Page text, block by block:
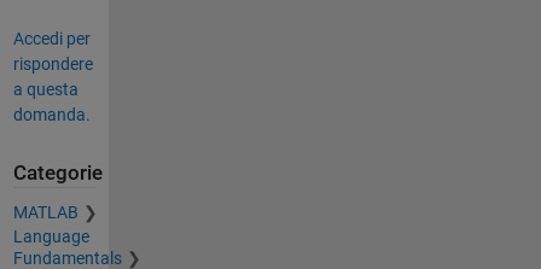
Accedi per
rispondere
a questa
domanda.
Categorie
MATLAB
Language
Fundamentals